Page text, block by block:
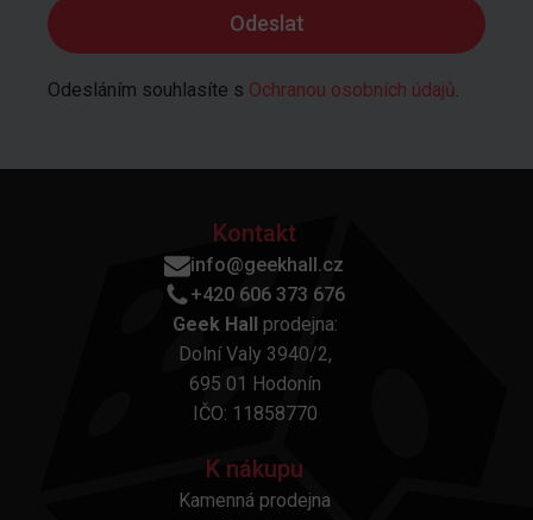
Odesláním souhlasíte s Ochranou osobních údajů.
Kontakt
info@geekhall.cz
+420 606 373 676
Geek Hall prodejna:
Dolní Valy 3940/2,
695 01 Hodonín
IČO: 11858770
K nákupu
Kamenná prodejna